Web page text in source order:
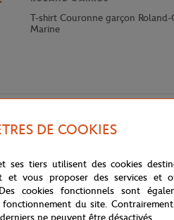
T-shirt Couronne garçon Roland-
Marine
DE COOKIES
ses tiers utilisent des cookies
et vous proposer des services et
cookies fonctionnels sont
du site.
ne peuvent être désactivés.